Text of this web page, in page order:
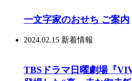
一文字家のおせち ご案内
2024.02.15 新着情報
TBSドラマ日曜劇場『